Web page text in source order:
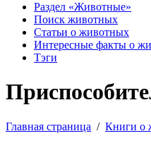
Раздел «Животные»
Поиск животных
Статьи о животных
Интересные факты о
Тэги
Главная страница / Книги о